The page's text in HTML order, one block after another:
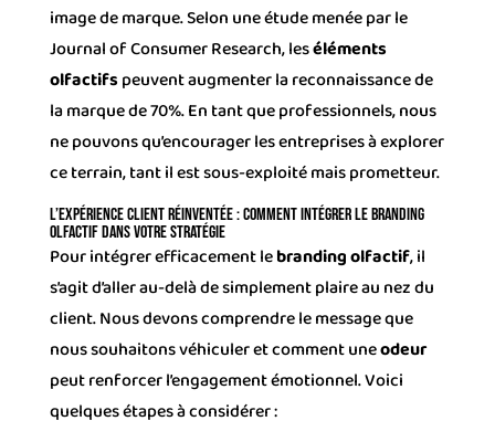
image de marque. Selon une étude menée par le
Journal of Consumer Research, leséléments
olfactifspeuvent augmenter la reconnaissance de
la marque de 70%. En tant que professionnels, nous
ne pouvons qu’encourager les entreprises à explorer
ce terrain, tant il est sous-exploité mais prometteur.
L’expérience client réinventée : Comment intégrer le branding
olfactif dans votre stratégie
Pour intégrer efficacement lebranding olfactif, il
s’agit d’aller au-delà de simplement plaire au nez du
client. Nous devons comprendre le message que
nous souhaitons véhiculer et comment uneodeur
peut renforcer l’engagement émotionnel. Voici
quelques étapes à considérer :